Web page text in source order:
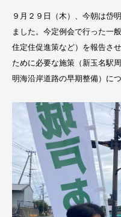
９月２９日（木）、今朝は岱
ました。今定例会で行った一
住定住促進策など）を報告さ
ために必要な施策（新玉名駅
明海沿岸道路の早期整備）に